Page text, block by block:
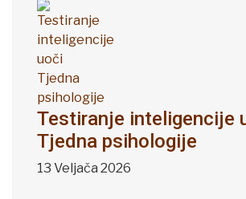
Testiranje inteligencije
Tjedna psihologije
13 Veljača 2026